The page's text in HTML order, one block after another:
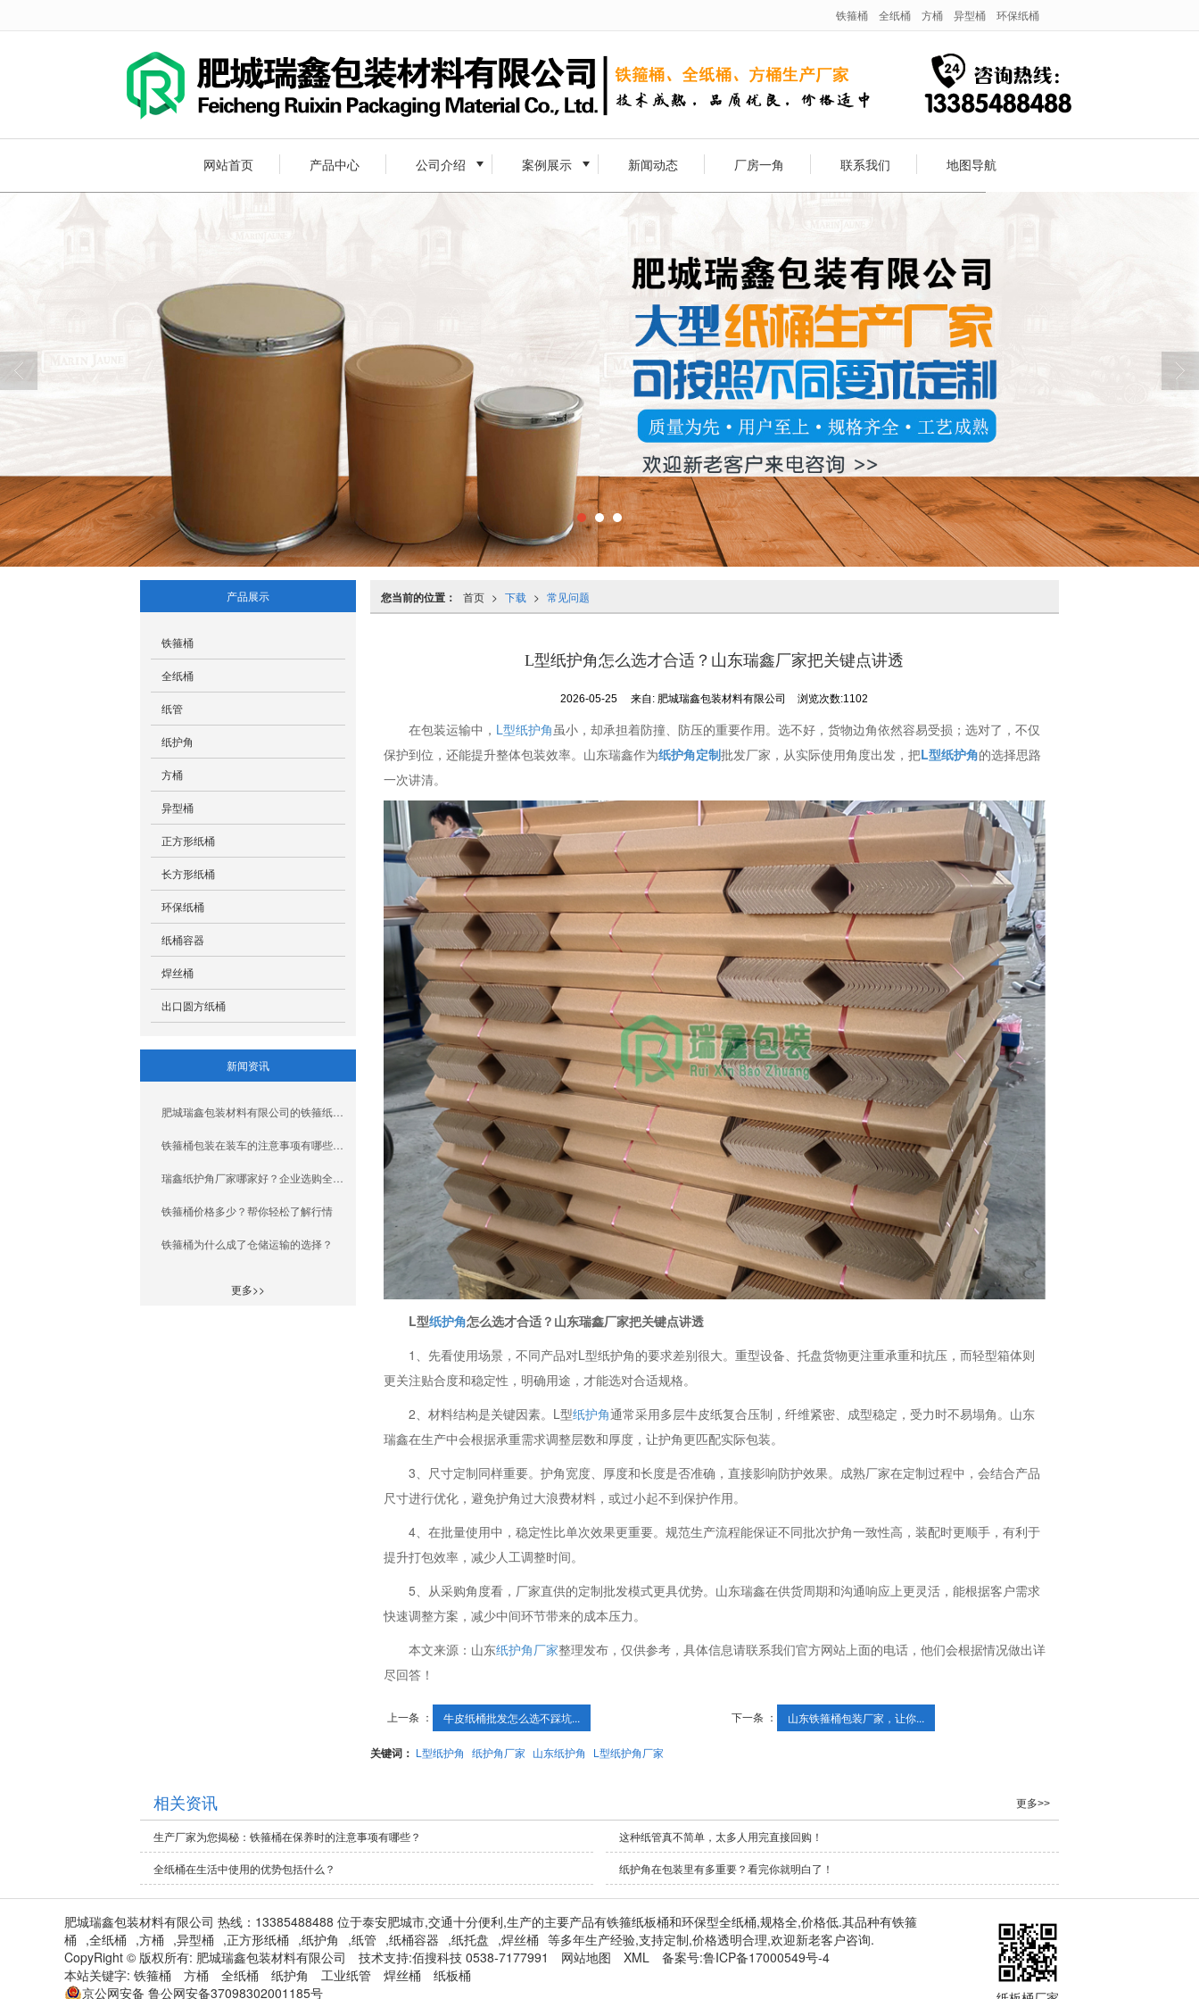
铁箍桶 全纸桶 方桶 异型桶 环保纸桶
网站首页 产品中心 公司介绍 案例展示 新闻动态 厂房一角 联系我们 地图导航
您当前的位置： 首页 > 下载 > 常见问题
L型纸护角怎么选才合适？山东瑞鑫厂家把关键点讲透
2026-05-25 来自: 肥城瑞鑫包装材料有限公司 浏览次数:1102
在包装运输中， L型纸护角虽小，却承担着防撞、防压的重要作用。选不好，货物边角依然容易受损；选对了，不仅
保护到位，还能提升整体包装效率。山东瑞鑫作为纸护角定制批发厂家，从实际使用角度出发，把L型纸护角的选择思路
一次讲清。
L型纸护角怎么选才合适？山东瑞鑫厂家把关键点讲透
1、先看使用场景，不同产品对L型纸护角的要求差别很大。重型设备、托盘货物更注重承重和抗压，而轻型箱体则
更关注贴合度和稳定性，明确用途，才能选对合适规格。
2、材料结构是关键因素。L型纸护角通常采用多层牛皮纸复合压制，纤维紧密、成型稳定，受力时不易塌角。山东
瑞鑫在生产中会根据承重需求调整层数和厚度，让护角更匹配实际包装。
3、尺寸定制同样重要。护角宽度、厚度和长度是否准确，直接影响防护效果。成熟厂家在定制过程中，会结合产品
尺寸进行优化，避免护角过大浪费材料，或过小起不到保护作用。
4、在批量使用中，稳定性比单次效果更重要。规范生产流程能保证不同批次护角一致性高，装配时更顺手，有利于
提升打包效率，减少人工调整时间。
5、从采购角度看，厂家直供的定制批发模式更具优势。山东瑞鑫在供货周期和沟通响应上更灵活，能根据客户需求
快速调整方案，减少中间环节带来的成本压力。
本文来源：山东纸护角厂家整理发布，仅供参考，具体信息请联系我们官方网站上面的电话，他们会根据情况做出详
尽回答！
上一条 ： 牛皮纸桶批发怎么选不踩坑... 下一条 ： 山东铁箍桶包装厂家，让你...
关键词： L型纸护角 纸护角厂家 山东纸护角 L型纸护角厂家
产品展示
铁箍桶
全纸桶
纸管
纸护角
方桶
异型桶
正方形纸桶
长方形纸桶
环保纸桶
纸桶容器
焊丝桶
出口圆方纸桶
新闻资讯
肥城瑞鑫包装材料有限公司的铁箍纸板桶价格多少？
铁箍桶包装在装车的注意事项有哪些？山东瑞鑫定制厂家介绍
瑞鑫纸护角厂家哪家好？企业选购全攻略
铁箍桶价格多少？帮你轻松了解行情
铁箍桶为什么成了仓储运输的选择？
更多>>
相关资讯 更多>>
生产厂家为您揭秘：铁箍桶在保养时的注意事项有哪些？ 这种纸管真不简单，太多人用完直接回购！
全纸桶在生活中使用的优势包括什么？ 纸护角在包装里有多重要？看完你就明白了！
肥城瑞鑫包装材料有限公司 热线：13385488488 位于泰安肥城市,交通十分便利,生产的主要产品有铁箍纸板桶和环保型全纸桶,规格全,价格低.其品种有铁箍
桶 ,全纸桶 ,方桶 ,异型桶 ,正方形纸桶 ,纸护角 ,纸管 ,纸桶容器 ,纸托盘 ,焊丝桶 等多年生产经验,支持定制,价格透明合理,欢迎新老客户咨询.
CopyRight © 版权所有: 肥城瑞鑫包装材料有限公司 技术支持:佰搜科技 0538-7177991 网站地图 XML 备案号:鲁ICP备17000549号-4
本站关键字: 铁箍桶 方桶 全纸桶 纸护角 工业纸管 焊丝桶
纸板桶
京公网安备 鲁公网安备37098302001185号